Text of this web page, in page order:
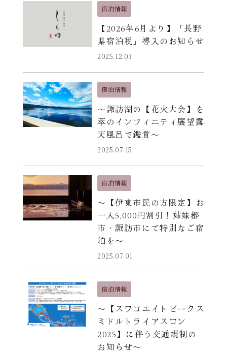
宿泊情報
【2026年6月より】「長野
県宿泊税」導入のお知らせ
2025.12.03
宿泊情報
〜諏訪湖の【花火大会】を
萃のインフィニティ展望露
天風呂で鑑賞〜
2025.07.15
宿泊情報
〜【伊東市民の方限定】お
一人5,000円割引！姉妹都
市・諏訪市にて特別なご宿
泊を〜
2025.07.01
宿泊情報
〜【スワコエイトピークス
ミドルトライアスロン
2025】に伴う交通規制の
お知らせ〜